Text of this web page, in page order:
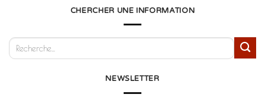
CHERCHER UNE INFORMATION
NEWSLETTER